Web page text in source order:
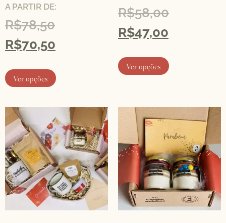
A PARTIR DE:
R$78,50
R$70,50
Ver opções
R$58,00
R$47,00
Ver opções